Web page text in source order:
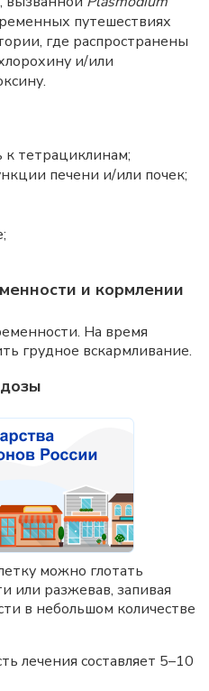
путешествиях
где распространены
и/или
к тетрациклинам;
печени и/или почек;
и кормлении
На время
грудное вскармливание.
можно глотать
или разжевав, запивая
в небольшом количестве
лечения составляет 5–10